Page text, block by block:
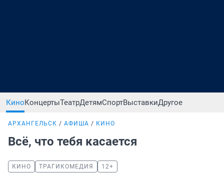
КиноКонцертыТеатрДетямСпортВыставкиДругое
АРХАНГЕЛЬСК АФИША КИНО
Всё, что тебя касается
КИНО ТРАГИКОМЕДИЯ 12+